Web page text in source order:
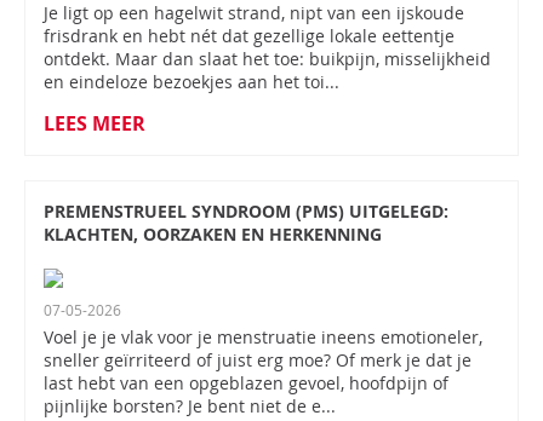
Je ligt op een hagelwit strand, nipt van een ijskoude
frisdrank en hebt nét dat gezellige lokale eettentje
ontdekt. Maar dan slaat het toe: buikpijn, misselijkheid
en eindeloze bezoekjes aan het toi...
LEES MEER
PREMENSTRUEEL SYNDROOM (PMS) UITGELEGD:
KLACHTEN, OORZAKEN EN HERKENNING
07-05-2026
Voel je je vlak voor je menstruatie ineens emotioneler,
sneller geïrriteerd of juist erg moe? Of merk je dat je
last hebt van een opgeblazen gevoel, hoofdpijn of
pijnlijke borsten? Je bent niet de e...